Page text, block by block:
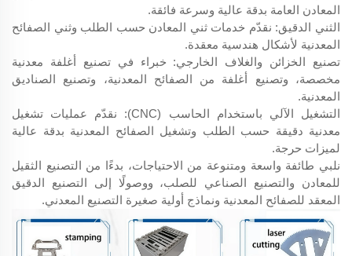
المعادن العامة بدقة عالية وسرعة فائقة.
الثني الدقيق: نقدّم خدمات ثني المعادن حسب الطلب وثني الصفائح
المعدنية لأشكال هندسية معقدة.
تصنيع الخزائن والغلاف الخارجي: خبراء في تصنيع أغلفة معدنية
مخصصة، وتصنيع أغلفة من الصفائح المعدنية، وتصنيع الصناديق
المعدنية.
التشغيل الآلي باستخدام الحاسب (CNC): نقدّم عمليات تشغيل
معدنية دقيقة حسب الطلب وتشغيل الصفائح المعدنية بدقة عالية
لميزات حرجة.
نلبي طائفة واسعة ومتنوعة من الاحتياجات، بدءًا من التصنيع الثقيل
للمعادن والتصنيع الصناعي للصلب، ووصولًا إلى التصنيع الدقيق
المعقد للصفائح المعدنية ونماذج أولية صغيرة التصنيع المعدني.